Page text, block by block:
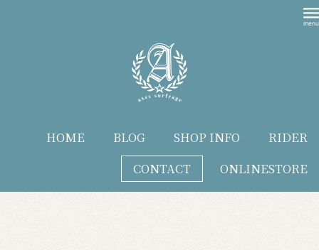
HOME BLOG SHOP INFO
RIDER
CONTACT
ONLINESTORE